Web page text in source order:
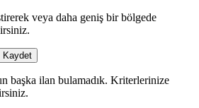
veya daha geniş bir bölgede
Kaydet
başka ilan bulamadık. Kriterlerinize